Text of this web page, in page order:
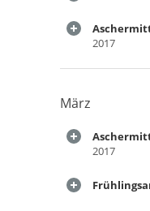
2017
März
2017